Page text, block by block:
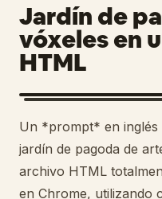
Casos de uso
Habilidades
Prompts
Precios
Jardín de
vóxeles en
HTML
Un *prompt* en inglés
jardín de pagoda de
archivo HTML
en Chrome, utilizando